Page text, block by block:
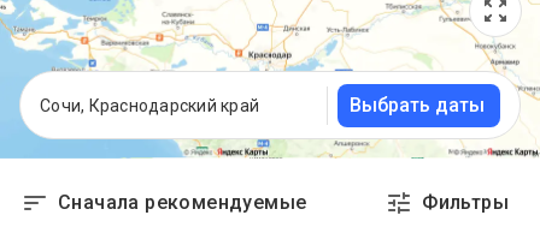
Сочи, Краснодарский край Выбрать даты
Сначала рекомендуемые Фильтры